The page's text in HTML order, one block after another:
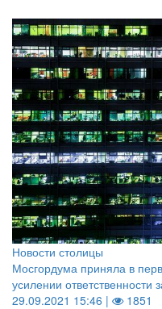
Новости столицы
Мосгордума приняла в
усилении
29.09.2021 15:46 |
1851